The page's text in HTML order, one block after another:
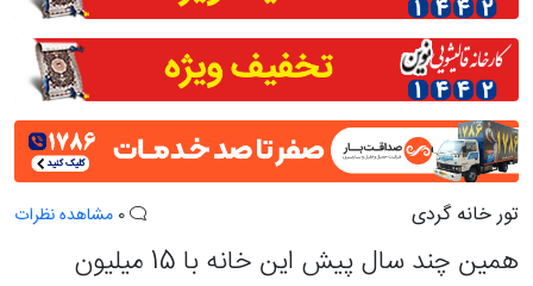
تور خانه گردی مشاهده نظرات
همین چند سال پیش این خانه با 15 میلیون